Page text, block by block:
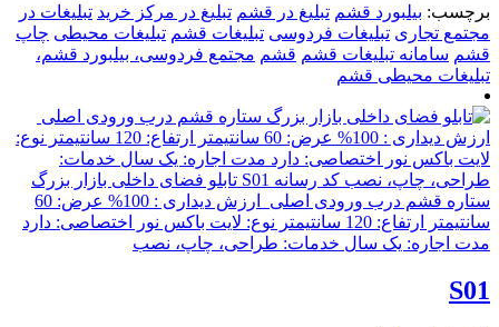
برچسب: بیلبورد قشم تبلیغ در قشم تبلیغ در مرکز خرید تبلیغات در
مجتمع تجاری تبلیغات فردوسی تبلیغات قشم تبلیغات محیطی چاپ
قشم سامانه تبلیغات قشم قشم مجتمع فردوسی، بیلبورد قشم،
تبلیغات محیطی قشم
S01